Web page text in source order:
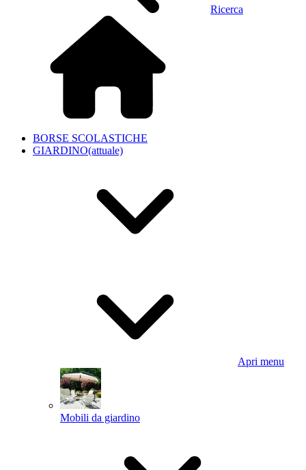
Ricerca
BORSE SCOLASTICHE
GIARDINO(attuale)
Apri menu
Mobili da giardino